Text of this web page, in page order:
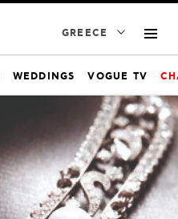
GREECE
WEDDINGS VOGUE TV